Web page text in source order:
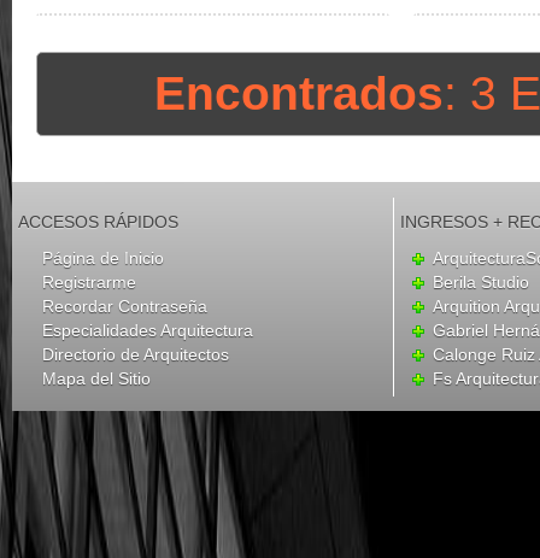
Encontrados: 3
ACCESOS RÁPIDOS
Página de Inicio
Registrarme
Recordar Contraseña
Especialidades Arquitectura
Directorio de Arquitectos
Mapa del Sitio
INGRESOS +
Berila Studio
Arquition
Gabriel
Calonge Ruiz
Fs